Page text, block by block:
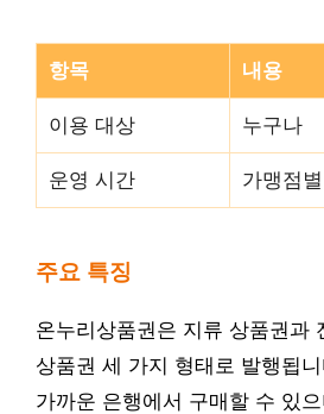
항목 내용
이용 대상 누구나
운영 시간 가맹점
주요 특징
온누리상품권은 지류 상품권과
상품권 세 가지 형태로 발행됩
가까운 은행에서 구매할 수 있